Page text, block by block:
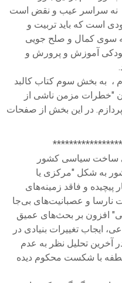
، به بخش سوم کتاب کالبد
"خطرات مزمن ناشی از
در این بخش از صفحات
به شکل "مرکزی یا
پیچیده و فاقد زمینه‌های
نارسا و عصبانیت‌های بی‌جا
افزون بر بحث‌های عمیق
ایجاب تغییرات بنیادی در
آخرین تحلیل نظر به عدم
نطفه با شکست محکوم دیده